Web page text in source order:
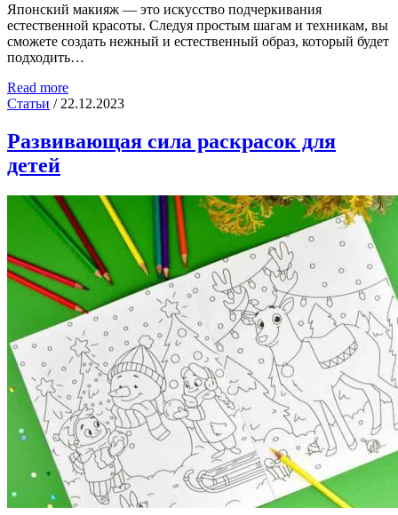
Японский макияж — это искусство подчеркивания
естественной красоты. Следуя простым шагам и техникам, вы
сможете создать нежный и естественный образ, который будет
подходить…
Read more
Статьи / 22.12.2023
Развивающая сила раскрасок для
детей